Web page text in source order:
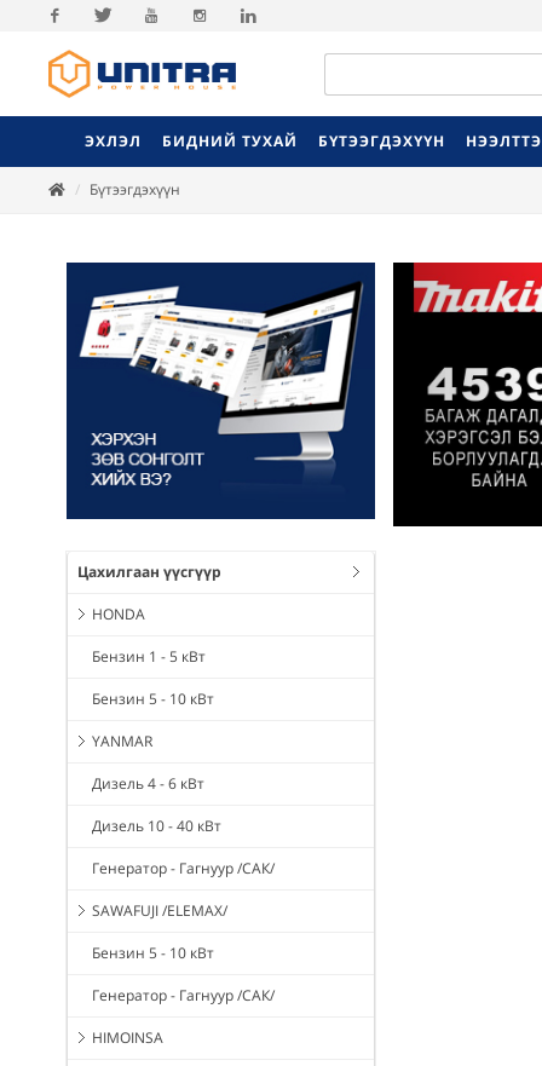
Facebook
ЭХЛЭЛ БИДНИЙ ТУХАЙ БҮТЭЭГДЭХҮҮН
Бүтээгдэхүүн
Цахилгаан үүсгүүр
HONDA
Бензин 1 - 5 кВт
Бензин 5 - 10 кВт
YANMAR
Дизель 4 - 6 кВт
Дизель 10 - 40 кВт
Генератор - Гагнуур /САК/
SAWAFUJI /ELEMAX/
Бензин 5 - 10 кВт
Генератор - Гагнуур /САК/
HIMOINSA